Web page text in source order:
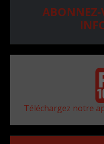
ABONNEZ-
Téléchargez notre